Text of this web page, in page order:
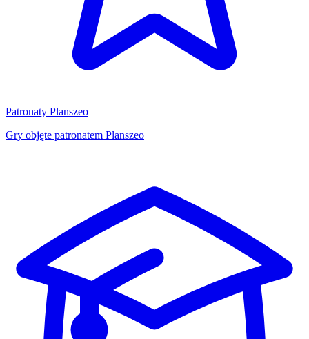
Patronaty Planszeo
Gry objęte patronatem Planszeo